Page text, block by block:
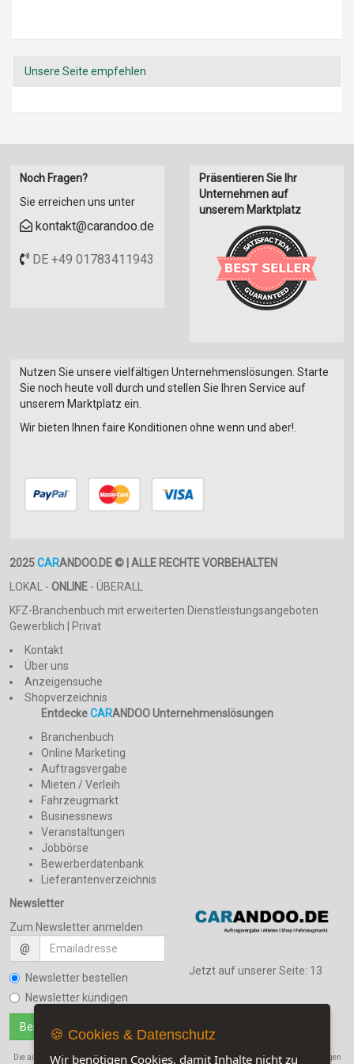
Unsere Seite empfehlen
Noch Fragen?
Sie erreichen uns unter
kontakt@carandoo.de
DE +49 01783411943
Präsentieren Sie Ihr
Unternehmen auf
unserem Marktplatz
Nutzen Sie unsere vielfältigen Unternehmenslösungen. Starte
Sie noch heute voll durch und stellen Sie Ihren Service auf
unserem Marktplatz ein.
Wir bieten Ihnen faire Konditionen ohne wenn und aber!.
2025CARANDOO.DE © | ALLE RECHTE VORBEHALTEN
LOKAL - ONLINE - ÜBERALL
KFZ-Branchenbuch mit erweiterten Dienstleistungsangeboten
Gewerblich | Privat
Kontakt
Über uns
Anzeigensuche
Shopverzeichnis
EntdeckeCARANDOO Unternehmenslösungen
Branchenbuch
Online Marketing
Auftragsvergabe
Mieten / Verleih
Fahrzeugmarkt
Businessnews
Veranstaltungen
Jobbörse
Bewerberdatenbank
Lieferantenverzeichnis
Newsletter
Zum Newsletter anmelden
@
Newsletter bestellen
Newsletter kündigen
Jetzt auf unserer Seite: 13
Die auf dieser Seite verwendeten Produktbezeichnungen, Namen und Warenbezeichnungen
🍪 Cookies & Datenschutz
Wir benötigen Cookies, damit Inhalte nicht zu